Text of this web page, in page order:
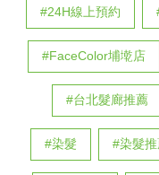
#24H線上預約
#FaceColor埔墘店
#台北髮廊推薦
#染髮 #染髮